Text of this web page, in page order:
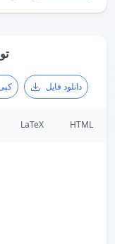
دانلود فایل
LaTeX HTML